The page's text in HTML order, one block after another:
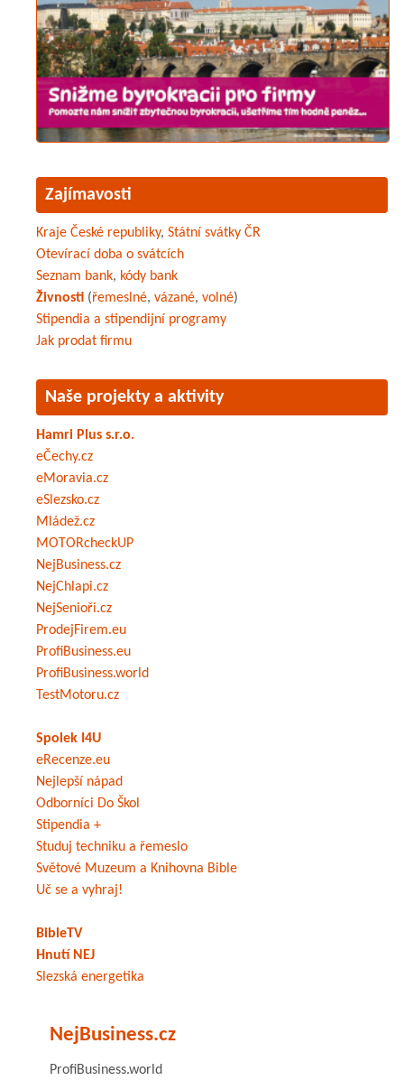
Zajímavosti
Kraje České republiky, Státní svátky ČR
Otevírací doba o svátcích
Seznam bank, kódy bank
Živnosti (řemeslné, vázané, volné)
Stipendia a stipendijní programy
Jak prodat firmu
Naše projekty a aktivity
Hamri Plus s.r.o.
eČechy.cz
eMoravia.cz
eSlezsko.cz
Mládež.cz
MOTORcheckUP
NejBusiness.cz
NejChlapi.cz
NejSenioři.cz
ProdejFirem.eu
ProfiBusiness.eu
ProfiBusiness.world
TestMotoru.cz
Spolek I4U
eRecenze.eu
Nejlepší nápad
Odborníci Do Škol
Stipendia +
Studuj techniku a řemeslo
Světové Muzeum a Knihovna Bible
Uč se a vyhraj!
BibleTV
Hnutí NEJ
Slezská energetika
NejBusiness.cz
ProfiBusiness.world